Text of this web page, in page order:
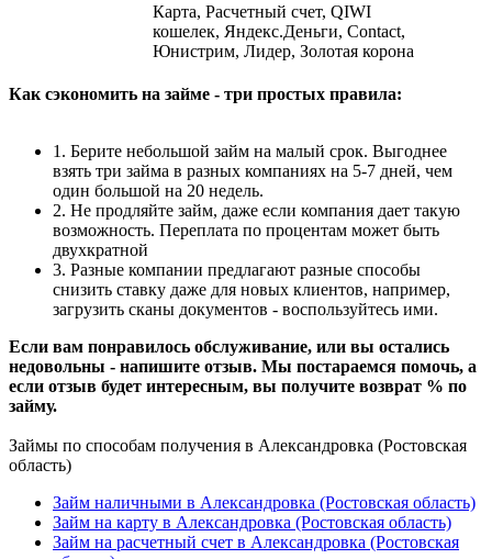
Карта, Расчетный счет, QIWI
кошелек, Яндекс.Деньги, Contact,
Юнистрим, Лидер, Золотая корона
Как сэкономить на займе - три простых правила:
1. Берите небольшой займ на малый срок. Выгоднее
взять три займа в разных компаниях на 5-7 дней, чем
один большой на 20 недель.
2. Не продляйте займ, даже если компания дает такую
возможность. Переплата по процентам может быть
двухкратной
3. Разные компании предлагают разные способы
снизить ставку даже для новых клиентов, например,
загрузить сканы документов - воспользуйтесь ими.
Если вам понравилось обслуживание, или вы остались
недовольны - напишите отзыв. Мы постараемся помочь, а
если отзыв будет интересным, вы получите возврат % по
займу.
Займы по способам получения в Александровка (Ростовская
область)
Займ наличными в Александровка (Ростовская область)
Займ на карту в Александровка (Ростовская область)
Займ на расчетный счет в Александровка (Ростовская